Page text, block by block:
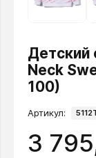
Детский
Neck
100)
Артикул:
3